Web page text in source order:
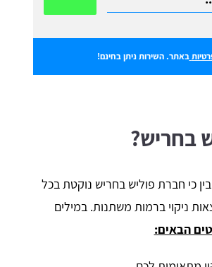
באתר. השירות ניתן בחינם!
בחריש?
כי חברת פוליש בחריש נוקטת בכל
ניקוי ברמות משתנות. במילים
הבאים: